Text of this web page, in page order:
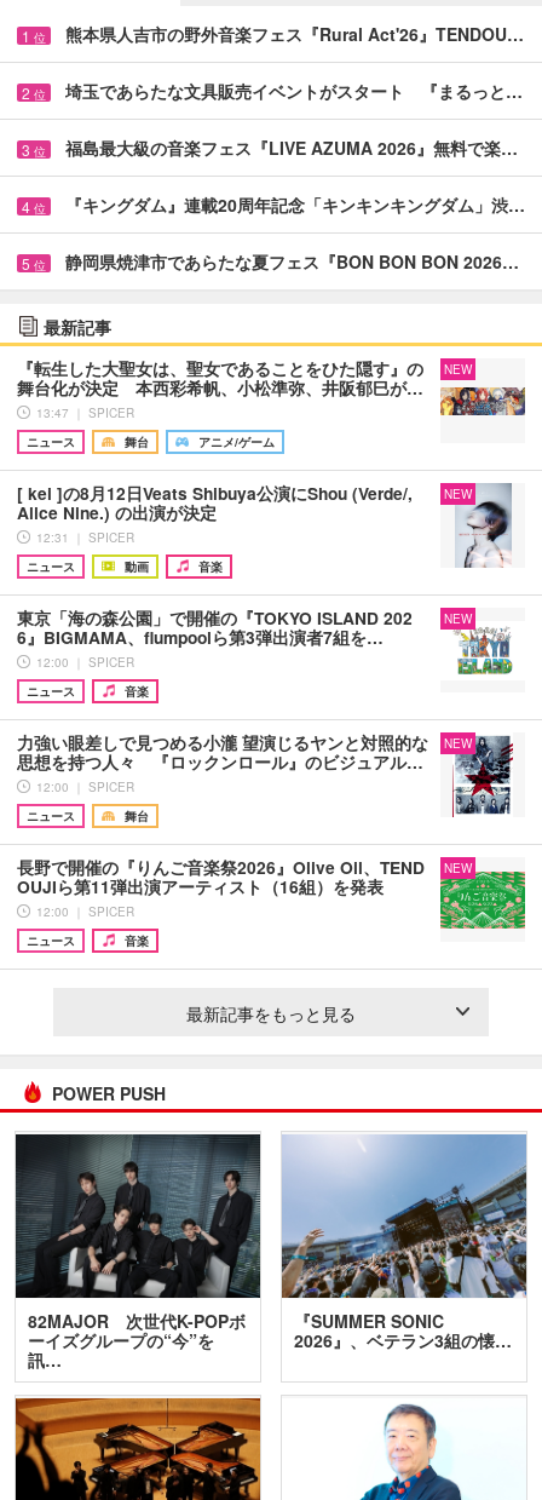
1 位 熊本県人吉市の野外音楽フェス『Rural Act'26』TENDOU…
2 位 埼玉であらたな文具販売イベントがスタート 『まるっと…
3 位 福島最大級の音楽フェス『LIVE AZUMA 2026』無料で楽…
4 位 『キングダム』連載20周年記念「キンキンキングダム」渋…
5 位 静岡県焼津市であらたな夏フェス『BON BON BON 2026…
最新記事
『転生した大聖女は、聖女であることをひた隠す』の
舞台化が決定 本西彩希帆、小松準弥、井阪郁巳が…
13:47 ｜ SPICER
ニュース
舞台 アニメ/ゲーム
NEW
[ kei ]の8月12日Veats Shibuya公演にShou (Verde/,
Alice Nine.) の出演が決定
12:31 ｜ SPICER
ニュース
動画 音楽
NEW
東京「海の森公園」で開催の『TOKYO ISLAND 202
6』BIGMAMA、flumpoolら第3弾出演者7組を…
12:00 ｜ SPICER
ニュース
音楽
NEW
力強い眼差しで見つめる小瀧 望演じるヤンと対照的な
思想を持つ人々 『ロックンロール』のビジュアル…
12:00 ｜ SPICER
ニュース
舞台
NEW
長野で開催の『りんご音楽祭2026』Olive Oil、TEND
OUJIら第11弾出演アーティスト（16組）を発表
12:00 ｜ SPICER
ニュース
音楽
NEW
最新記事をもっと見る
POWER PUSH
82MAJOR 次世代K-POPボ
ーイズグループの“今”を
訊…
『SUMMER SONIC
2026』、ベテラン3組の懐…